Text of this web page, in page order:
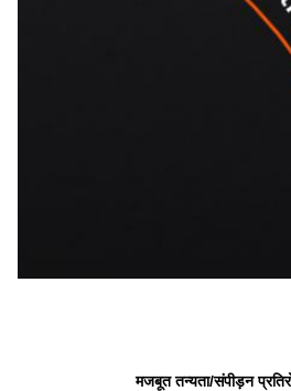
मजबूत तन्यता/संपीड़न